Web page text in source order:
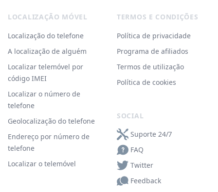
LOCALIZAÇÃO MÓVEL
Localização do telefone
A localização de alguém
Localizar telemóvel por
código IMEI
Localizar o número de
telefone
Geolocalização do telefone
Endereço por número de
telefone
Localizar o telemóvel
TERMOS E CONDIÇÕES
Política de privacidade
Programa de afiliados
Termos de utilização
Política de cookies
SOCIAL
Suporte 24/7
FAQ
Twitter
Feedback